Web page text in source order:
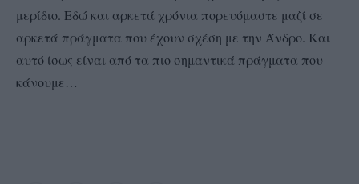
μερίδιο. Εδώ και αρκετά χρόνια πορευόμαστε μαζί σε
αρκετά πράγματα που έχουν σχέση με την Άνδρο. Και
αυτό ίσως είναι από τα πιο σημαντικά πράγματα που
κάνουμε…